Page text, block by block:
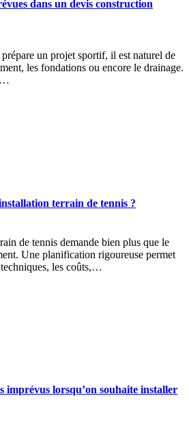
dans un devis construction
un projet sportif, il est naturel de
les fondations ou encore le drainage.
terrain de tennis ?
de tennis demande bien plus que le
Une planification rigoureuse permet
les coûts,…
imprévus lorsqu’on souhaite installer